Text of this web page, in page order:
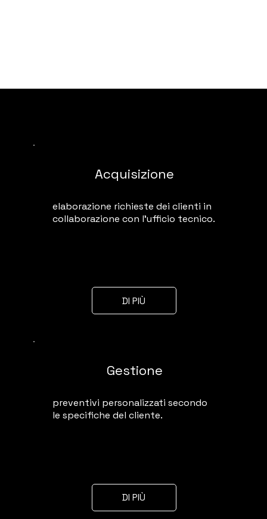
Acquisizione
DI PIÙ
elaborazione richieste dei clienti in
collaborazione con l'ufficio tecnico.
Gestione
DI PIÙ
preventivi personalizzati secondo
le specifiche del cliente.